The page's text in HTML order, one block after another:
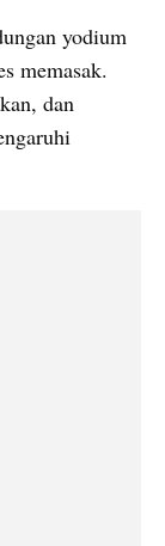
yodium
memasak.
dan